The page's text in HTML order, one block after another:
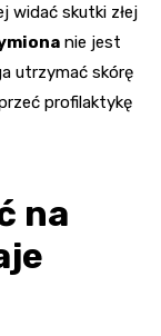
widać skutki złej
nie jest
utrzymać skórę
profilaktykę
na